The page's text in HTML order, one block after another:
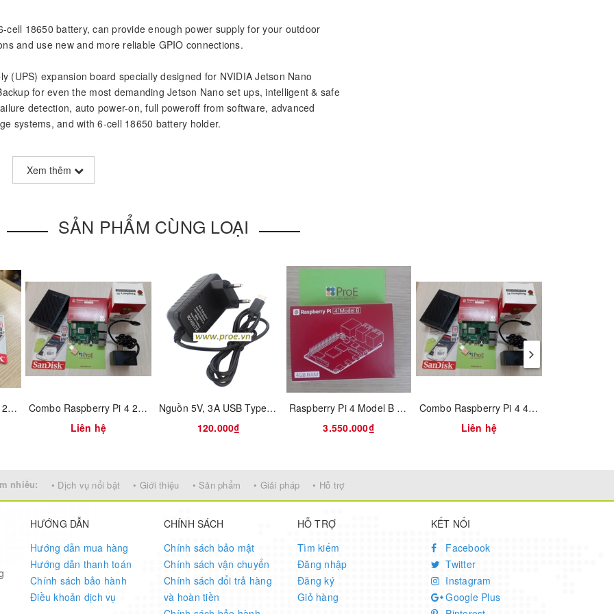
18650 battery, can provide enough power supply for your outdoor
and use new and more reliable GPIO connections.
(UPS) expansion board specially designed for NVIDIA Jetson Nano
for even the most demanding Jetson Nano set ups, intelligent & safe
detection, auto power-on, full poweroff from software, advanced
systems, and with 6-cell 18650 battery holder.
16th.
(depending on battery type and qty used)
Jetson Nano set ups
voltage and percentage via i2c)
converter
and GPIO indication)
GUI
or restored
battery life
voltage to the system
full system management and battery power management
Xem thêm
SẢN PHẨM CÙNG LOẠI
Combo Raspberry Pi 4 2GB RAM vỏ ABS
Combo Raspberry Pi 4 2GB RAM Full vỏ nhôm
Liên hệ
Nguồn 5V, 3A USB Type C Raspberry Pi 4
120.000₫
Raspberry Pi 4 Model B 4GB RAM
3.550.000₫
Combo Raspberry Pi 4 4GB RAM Full vỏ nhôm
Liên hệ
nhiều: • Dịch vụ nổi bật • Giới thiệu • Sản phẩm • Giải pháp • Hỗ trợ
HƯỚNG DẪN
Hướng dẫn mua hàng
Hướng dẫn thanh toán
Chính sách bảo hành
Điều khoản dịch vụ
CHÍNH SÁCH
Chính sách bảo mật
Chính sách vận chuyển
Chính sách đổi trả hàng
và hoàn tiền
HỖ TRỢ
Tìm kiếm
Đăng nhập
Đăng ký
Giỏ hàng
KẾT NỐI
Facebook
Twitter
Instagram
Google Plus